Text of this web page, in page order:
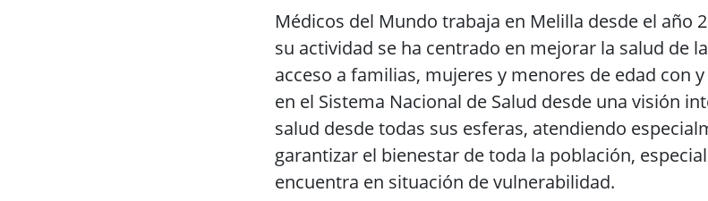
Médicos del Mundo trabaja en Melilla desde el año
su actividad se ha centrado en mejorar la salud de
acceso a familias, mujeres y menores de edad con
en el Sistema Nacional de Salud desde una visión
salud desde todas sus esferas, atendiendo
garantizar el bienestar de toda la población,
encuentra en situación de vulnerabilidad.